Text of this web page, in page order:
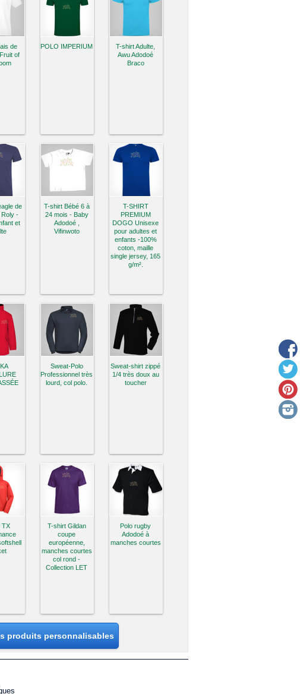
de
of
POLO IMPERIUM
T-shirt Adulte,
Awu Adodoé
Braco
de
-
et
T-shirt Bébé 6 à
24 mois - Baby
Adodoé ,
Vifinwoto
T-SHIRT
PREMIUM
DOGO Unisexe
pour adultes et
enfants -100%
coton, maille
single jersey, 165
g/m².
Sweat-Polo
Professionnel très
lourd, col polo.
Sweat-shirt zippé
1/4 très doux au
toucher
TX
T-shirt Gildan
coupe
européenne,
manches courtes
col rond -
Collection LET
Polo rugby
Adodoé à
manches courtes
produits personnalisables